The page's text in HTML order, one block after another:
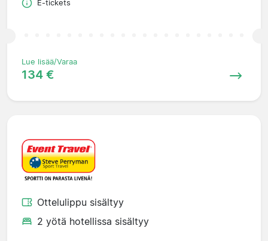
E-tickets
Lue lisää/Varaa
134 €
Ottelulippu sisältyy
2 yötä hotellissa sisältyy